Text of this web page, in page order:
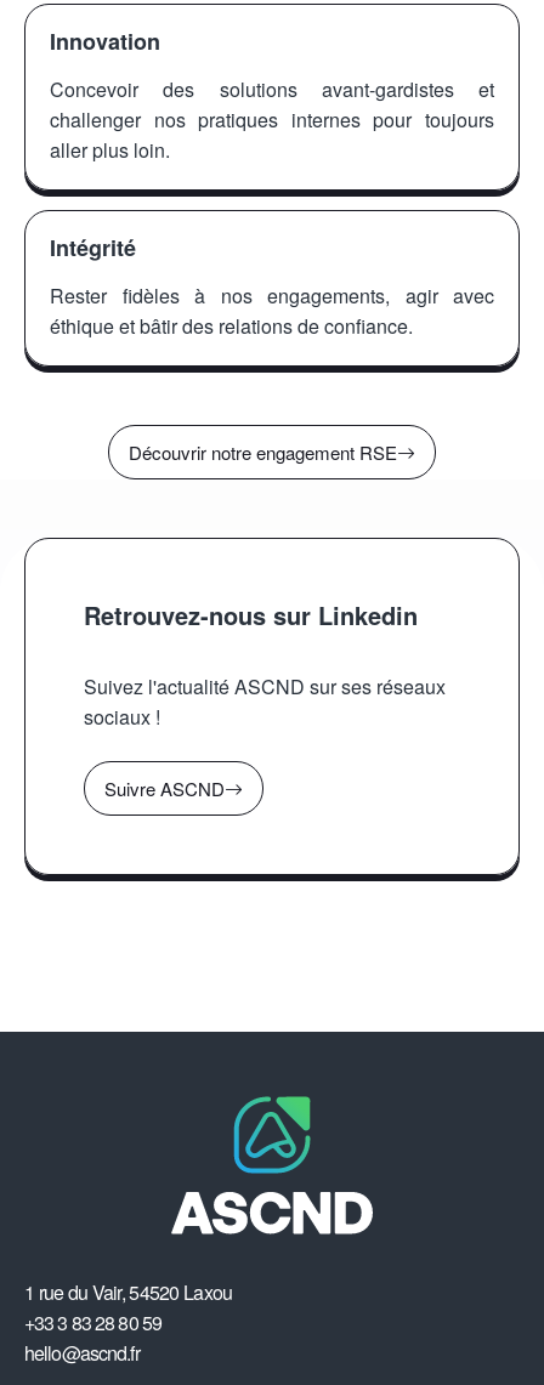
Innovation
Concevoir des solutions avant-gardistes et
challenger nos pratiques internes pour toujours
aller plus loin.
Intégrité
Rester fidèles à nos engagements, agir avec
éthique et bâtir des relations de confiance.
Découvrir notre engagement RSE
Retrouvez-nous sur Linkedin
Suivez l'actualité ASCND sur ses réseaux
sociaux !
Suivre ASCND
1 rue du Vair, 54520 Laxou
+33 3 83 28 80 59
hello@ascnd.fr